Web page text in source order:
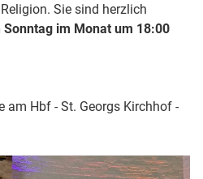
Sie sind herzlich
im Monat um 18:00
am Hbf - St. Georgs Kirchhof -